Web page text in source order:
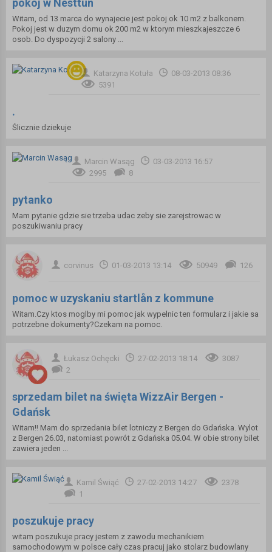
pokoj w Nesttun
Witam, od 13 marca do wynajecie jest pokoj ok 10 m2 z balkonem.
Pokoj jest w duzym domu ok 200 m2 w ktorym mieszkajeszcze 6
osob. Do dyspozycji 2 salony ...
Katarzyna Kotuła
08-03-2013 08:36
5391
.
Ślicznie dziekuje
Marcin Wasąg
03-03-2013 16:57
2995
8
pytanko
Mam pytanie gdzie sie trzeba udac zeby sie zarejstrowac w
poszukiwaniu pracy
corvinus 01-03-2013 13:14 50949 126
pomoc w uzyskaniu startlån z kommune
Witam.Czy ktos moglby mi pomoc jak wypelnic ten formularz i jakie sa
potrzebne dokumenty?Czekam na pomoc.
Łukasz Ochęcki 27-02-2013 18:14
3087
2
sprzedam bilet na święta WizzAir Bergen -
Gdańsk
Witam!! Mam do sprzedania bilet lotniczy z Bergen do Gdańska. Wylot
z Bergen 26.03, natomiast powrót z Gdańska 05.04. W obie strony bilet
zawiera jeden ...
Kamil Świąć 27-02-2013 14:27
2378
1
poszukuje pracy
witam poszukuje pracy jestem z zawodu mechanikiem
samochodowym w polsce cały czas pracuj jako stolarz budowlany